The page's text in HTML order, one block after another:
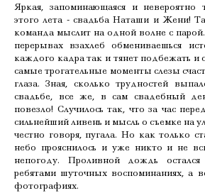
Яркая, запоминающаяся и невероятно
этого лета - свадьба Наташи и Жени!
команда мыслит на одной волне с
перерывах взахлеб обмениваешься
каждого кадра так и тянет подбежать и
самые трогательные моменты слезы
глаза. Зная, сколько трудностей
свадьбе, все же, в сам свадебный
повезло! Случилось так, что за час
сильнейший ливень и мысль о съемке на
честно говоря, пугала. Но как только
небо прояснилось и уже никто и не
непогоду. Проливной дождь
ребятами шуточных воспоминаниях, а
фотографиях.